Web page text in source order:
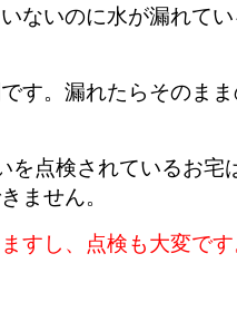
ないのに水が漏れて
す。漏れたらそのま
を点検されているお宅
ません。
すし、点検も大変です